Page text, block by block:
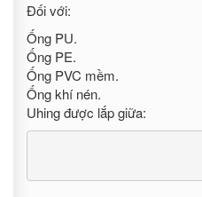
Đối với:
Ống PU.
Ống PE.
Ống PVC mềm.
Ống khí nén.
Uhing được lắp giữa: